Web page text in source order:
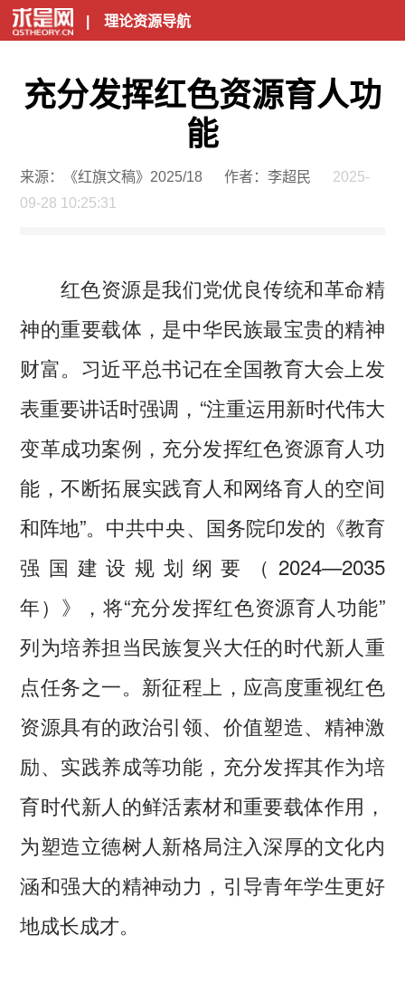
| 理论资源导航
充分发挥红色资源育人功
能
来源：《红旗文稿》2025/18 作者：李超民
2025-
09-28 10:25:31
红色资源是我们党优良传统和革命精
神的重要载体，是中华民族最宝贵的精神
财富。习近平总书记在全国教育大会上发
表重要讲话时强调，“注重运用新时代伟大
变革成功案例，充分发挥红色资源育人功
能，不断拓展实践育人和网络育人的空间
和阵地”。中共中央、国务院印发的《教育
强国建设规划纲要（2024—2035
年）》，将“充分发挥红色资源育人功能”
列为培养担当民族复兴大任的时代新人重
点任务之一。新征程上，应高度重视红色
资源具有的政治引领、价值塑造、精神激
励、实践养成等功能，充分发挥其作为培
育时代新人的鲜活素材和重要载体作用，
为塑造立德树人新格局注入深厚的文化内
涵和强大的精神动力，引导青年学生更好
地成长成才。